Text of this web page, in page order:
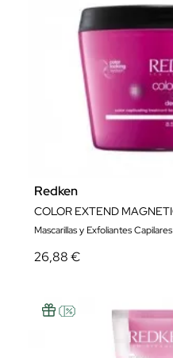
Redken
Mascarillas y Exfoliantes Capilares
26,88 €